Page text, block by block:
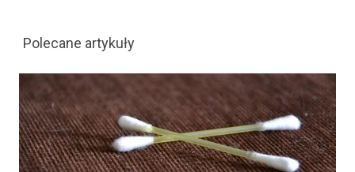
Polecane artykuły